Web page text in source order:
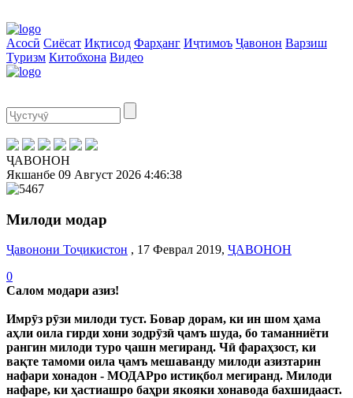
Асосӣ Сиёсат Иқтисод Фарҳанг Иҷтимоъ Ҷавонон Варзиш
Туризм Китобхона Видео
ҶАВОНОН
Якшанбе 09 Август 2026 4:46:39
Милоди модар
Ҷавонони Тоҷикистон , 17 Феврал 2019, ҶАВОНОН
0
Салом модари азиз!
Имрӯз рӯзи милоди туст. Бовар дорам, ки ин шом ҳама
аҳли оила гирди хони зодрӯзӣ ҷамъ шуда, бо таманниёти
рангин милоди туро ҷашн мегиранд. Чӣ фараҳзост, ки
вақте тамоми оила ҷамъ мешаванду милоди азизтарин
нафари хонадон - МОДАРро истиқбол мегиранд. Милоди
нафаре, ки ҳастиашро баҳри якояки хонавода бахшидааст.